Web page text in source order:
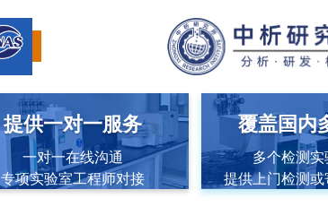
提供一对一服务
一对一在线沟通
专项实验室工程师对接
覆盖国内
多个检测实
提供上门检测